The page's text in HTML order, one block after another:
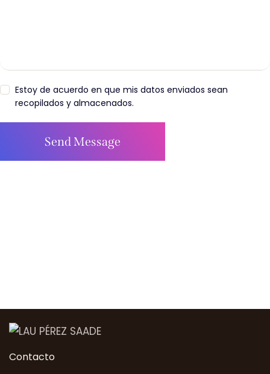
Estoy de acuerdo en que mis datos enviados sean
recopilados y almacenados.
Send Message
Contacto